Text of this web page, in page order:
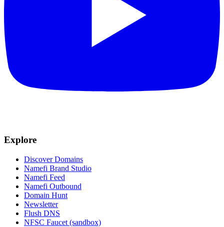
Explore
Discover Domains
Namefi Brand Studio
Namefi Feed
Namefi Outbound
Domain Hunt
Newsletter
Flush DNS
NFSC Faucet (sandbox)